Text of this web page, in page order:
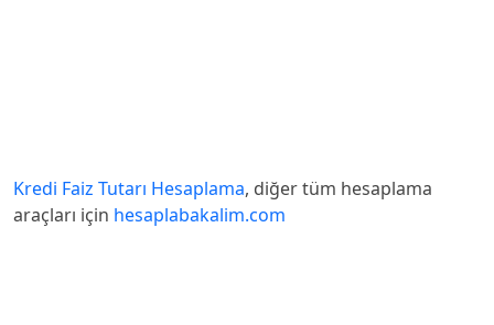
Kredi Faiz Tutarı Hesaplama, diğer tüm hesaplama
araçları için hesaplabakalim.com